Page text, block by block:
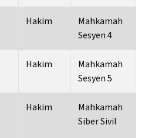
Hakim
Mahkamah
Sesyen 4
Hakim
Mahkamah
Sesyen 5
Hakim
Mahkamah
Siber Sivil